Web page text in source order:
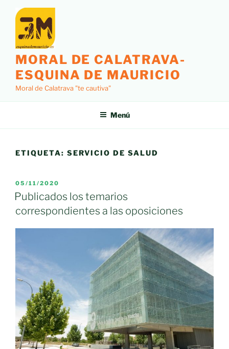
contenido
MORAL DE CALATRAVA-
ESQUINA DE MAURICIO
Moral de Calatrava "te cautiva"
Menú
ETIQUETA: SERVICIO DE SALUD
PUBLICADO
EL
05/11/2020
Publicados los temarios
correspondientes a las oposiciones